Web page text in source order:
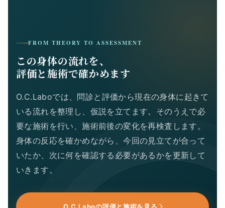
FROM THEORY TO ASSESSMENT
この身体の流れを、
評価と施術で確かめます
O.C.Laboでは、問診と評価から現在の身体に起きて
いる流れを整理し、仮説を立てます。そのうえで必
要な施術を行い、施術前後の変化を再検査します。
身体の反応を確かめながら、今回の見立てが合って
いたか、次に何を確認する必要があるかを更新して
いきます。